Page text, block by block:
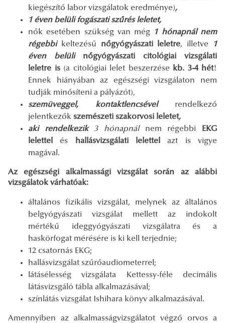
kiegészítő labor vizsgálatok eredménye),
1 éven belüli fogászati szűrés leletet,
nők esetében szükség van még 1 hónapnál nem
régebbikeltezésű nőgyógyászati leletre, illetve
1
éven belülinőgyógyászati citológiai vizsgálati
leletre is(a citológiai lelet beszerzése kb. 3-4 hét!
Ennek hiányában az egészségi vizsgálaton nem
tudják minősíteni a pályázót),
szemüveggel, kontaktlencsével
rendelkező
jelentkezők szemészeti szakorvosi leletet,
aki rendelkezik3 hónapnálnem régebbi EKG
lelettelés hallásvizsgálati lelettelazt is vigye
magával.
Az egészségi alkalmassági vizsgálat során az alábbi
vizsgálatok várhatóak:
általános fizikális vizsgálat, melynek az általános
belgyógyászati vizsgálat mellett az indokolt
mértékű ideggyógyászati vizsgálatra és a
haskörfogat mérésére is ki kell terjednie;
12 csatornás EKG;
hallásvizsgálat szűrőaudiometerrel;
látásélesség vizsgálata Kettessy-féle decimális
látásvizsgáló tábla alkalmazásával;
színlátás vizsgálat Ishihara könyv alkalmazásával.
Amennyiben az alkalmasságvizsgálatot végző orvos a